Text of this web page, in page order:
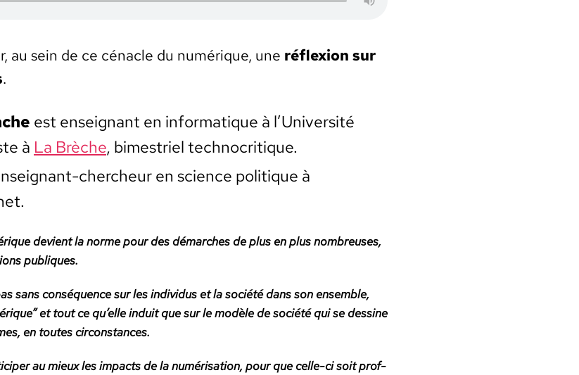
au sein de ce céna­cle du numérique, une réflex­ion sur
.
est enseignant en infor­ma­tique à l’Université
à La Brèche, bimestriel tech­n­o­cri­tique.
chercheur en sci­ence poli­tique à
devient la norme pour des démarch­es de plus en plus nom­breuses,
publiques.
sans con­séquence sur les indi­vidus et la société dans son ensem­ble,
et tout ce qu’elle induit que sur le mod­èle de société qui se des­sine
en toutes cir­con­stances.
au mieux les impacts de la numéri­sa­tion, pour que celle-ci soit prof­